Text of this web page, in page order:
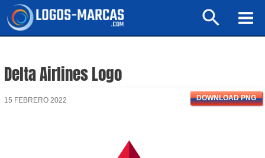
Buscar
Delta Airlines Logo
15 FEBRERO 2022 DOWNLOAD PNG